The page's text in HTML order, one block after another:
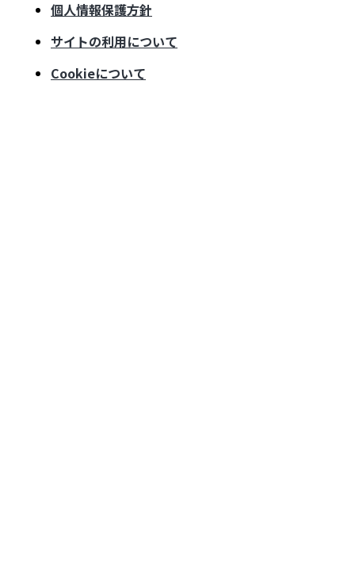
個人情報保護方針
サイトの利用について
Cookieについて